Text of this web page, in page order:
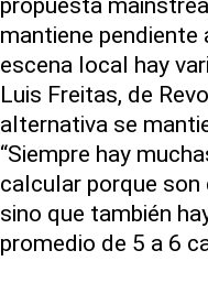
mantiene pendiente
escena local hay
Luis Freitas, de
alternativa se
“Siempre hay
calcular porque
sino que también
promedio de 5 a 6